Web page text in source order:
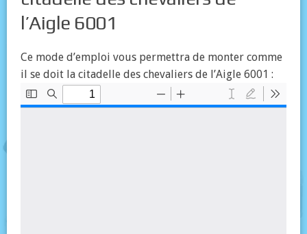
l’Aigle 6001
Ce mode d’emploi vous permettra de monter comme
il se doit la citadelle des chevaliers de l’Aigle 6001 :